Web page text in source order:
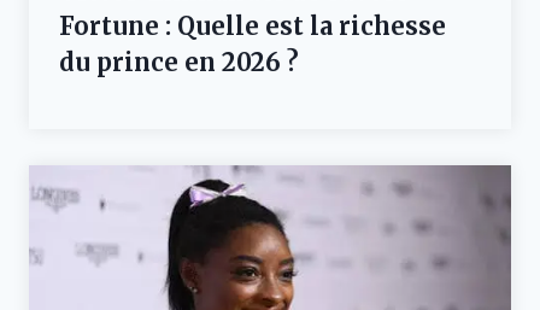
Fortune : Quelle est la richesse
du prince en 2026 ?